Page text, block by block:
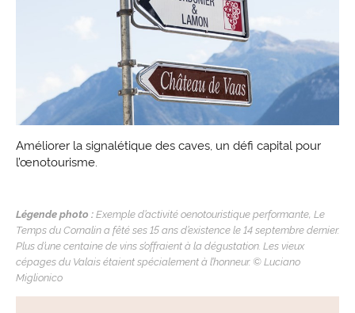
Améliorer la signalétique des caves, un défi capital pour
l’œnotourisme.
Légende photo :Exemple d’activité oenotouristique performante, Le
Temps du Cornalin a fêté ses 15 ans d’existence le 14 septembre dernier.
Plus d’une centaine de vins s’offraient à la dégustation. Les vieux
cépages du Valais étaient spécialement à l’honneur. © Luciano
Miglionico